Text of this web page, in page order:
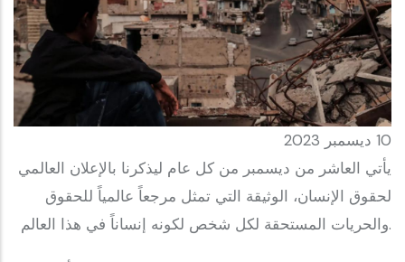
10 ديسمبر 2023
يأتي العاشر من ديسمبر من كل عام ليذكرنا بالإعلان العالمي
لحقوق الإنسان، الوثيقة التي تمثل مرجعاً عالمياً للحقوق
والحريات المستحقة لكل شخص لكونه إنساناً في هذا العالم.